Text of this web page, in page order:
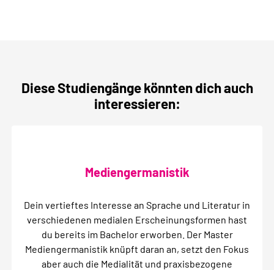
Diese Studiengänge könnten dich auch
interessieren:
Mediengermanistik
Dein vertieftes Interesse an Sprache und Literatur in
verschiedenen medialen Erscheinungsformen hast
du bereits im Bachelor erworben. Der Master
Mediengermanistik knüpft daran an, setzt den Fokus
aber auch die Medialität und praxisbezogene